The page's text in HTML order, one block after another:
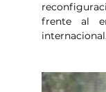
frente al